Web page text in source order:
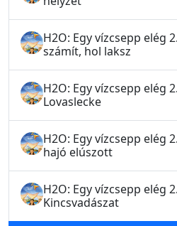
H2O: Egy vízcsepp elég
számít, hol laksz
H2O: Egy vízcsepp elég
Lovaslecke
H2O: Egy vízcsepp elég
hajó elúszott
H2O: Egy vízcsepp elég
Kincsvadászat